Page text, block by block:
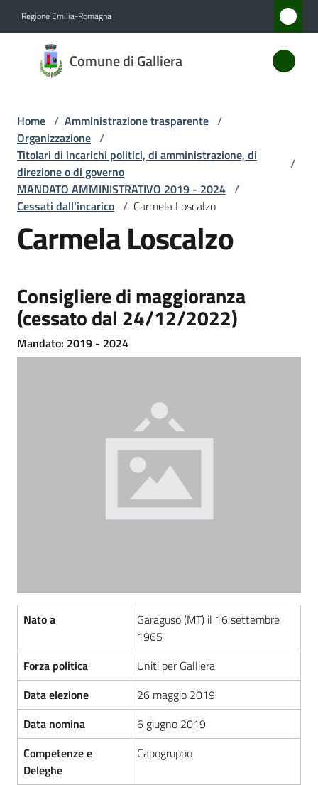
Regione Emilia-Romagna
Comune di Galliera
Comune
di
Amministrazione
Menu selezionato
Novità
Servizi
Galliera
Home / Amministrazione trasparente /
Organizzazione /
Titolari di incarichi politici, di amministrazione, di
direzione o di governo
/
MANDATO AMMINISTRATIVO 2019 - 2024 /
Cessati dall'incarico / Carmela Loscalzo
Carmela Loscalzo
Consigliere di maggioranza
(cessato dal 24/12/2022)
Mandato: 2019 - 2024
Nato a
Garaguso (MT) il 16 settembre
1965
Forza politica
Uniti per Galliera
Data elezione
26 maggio 2019
Data nomina
6 giugno 2019
Competenze e
Deleghe
Capogruppo